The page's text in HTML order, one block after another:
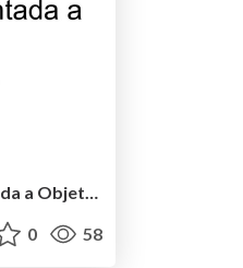
Aula 1 de Programação Orientada a Objetos II
0 58